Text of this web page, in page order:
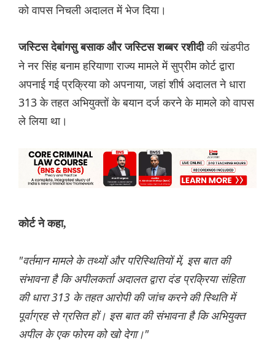
को वापस निचली अदालत में भेज दिया।
जस्टिस देबांगसु बसाक और जस्टिस शब्बर रशीदीकी खंडपीठ
ने नर सिंह बनाम हरियाणा राज्य मामले में सुप्रीम कोर्ट द्वारा
अपनाई गई प्रक्रिया को अपनाया, जहां शीर्ष अदालत ने धारा
313 के तहत अभियुक्तों के बयान दर्ज करने के मामले को वापस
ले लिया था।
कोर्ट ने कहा,
"वर्तमान मामले के तथ्यों और परिस्थितियों में, इस बात की
संभावना है कि अपीलकर्ता अदालत द्वारा दंड प्रक्रिया संहिता
की धारा 313 के तहत आरोपी की जांच करने की स्थिति में
पूर्वाग्रह से ग्रसित हों। इस बात की संभावना है कि अभियुक्त
अपील के एक फोरम को खो देगा।"